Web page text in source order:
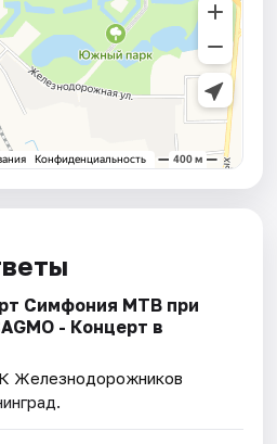
Симфония МТВ при
- Концерт в
Железнодорожников